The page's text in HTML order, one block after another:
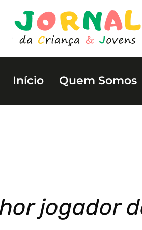
Início Quem Somos
jogador